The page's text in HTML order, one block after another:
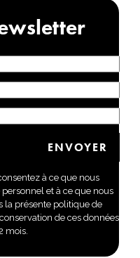
à ce que nous
et à ce que nous
la présente politique de
de ces données
mois.